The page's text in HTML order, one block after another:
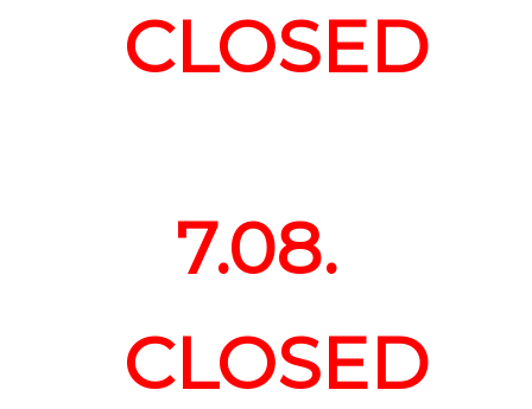
CLOSED
7.08.
CLOSED